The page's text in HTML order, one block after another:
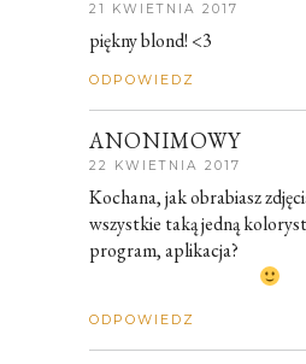
21 KWIETNIA 2017
piękny blond! <3
ODPOWIEDZ
ANONIMOWY
22 KWIETNIA 2017
Kochana, jak obrabiasz
wszystkie taką jedną
program, aplikacja?
ODPOWIEDZ